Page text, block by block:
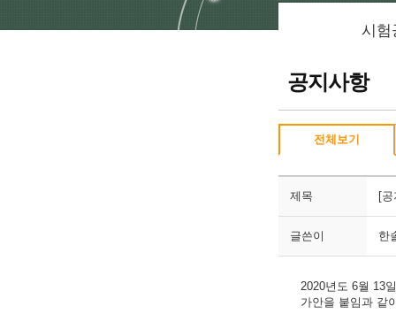
시험
공지사항
전체보기
제목 [
글쓴이 한
2020년도 6월 13
가안을 붙임과 같